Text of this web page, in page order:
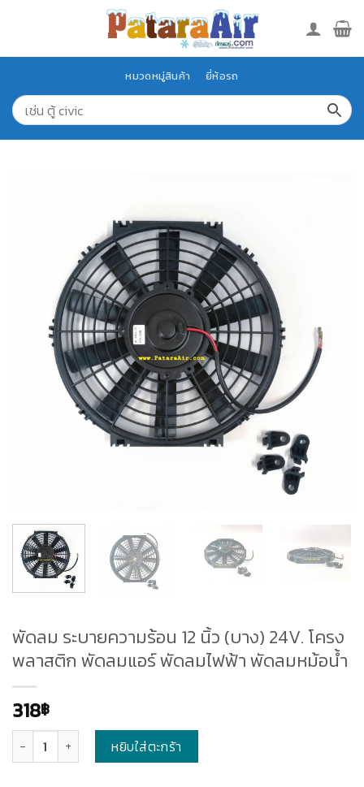
หมวดหมู่สินค้า ยี่ห้อรถ
พัดลม ระบายความร้อน 12 นิ้ว (บาง) 24V. โครง
พลาสติก พัดลมแอร์ พัดลมไฟฟ้า พัดลมหม้อน้ำ
318฿
หยิบใส่ตะกร้า